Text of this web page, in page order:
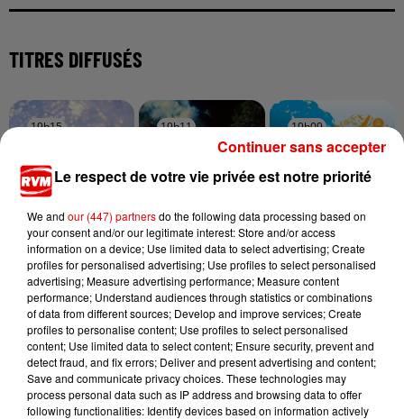
TITRES DIFFUSÉS
19h15
19h15
ADELE CASTILLON
Ete Avec Toi
19h11
19h11
TAME IMPALA & JENNIE
Dracula
19h09
19h09
JAMES BLUNT
You're Beautiful
Le respect de votre vie privée est notre priorité
We and our (447) partnersdo the following data processing based on
your consent and/or our legitimate interest: Store and/or access
information on a device; Use limited data to select advertising; Create
profiles for personalised advertising; Use profiles to select personalised
advertising; Measure advertising performance; Measure content
performance; Understand audiences through statistics or combinations
of data from different sources; Develop and improve services; Create
profiles to personalise content; Use profiles to select personalised
content; Use limited data to select content; Ensure security, prevent and
detect fraud, and fix errors; Deliver and present advertising and content;
Save and communicate privacy choices. These technologies may
process personal data such as IP address and browsing data to offer
following functionalities: Identify devices based on information actively
Continuer sans accepter